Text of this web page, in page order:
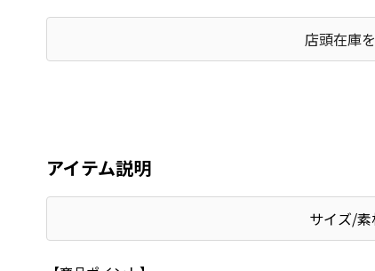
店頭在庫
アイテム説明
サイズ/